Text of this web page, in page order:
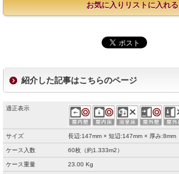
お気に入りリストに入れる
紹介した記事はこちらのページ
適正表示
サイズ 長辺:147mm × 短辺:147mm × 厚み:8mm
ケース入数 60枚（約1.333m2）
ケース重量 23.00 Kg